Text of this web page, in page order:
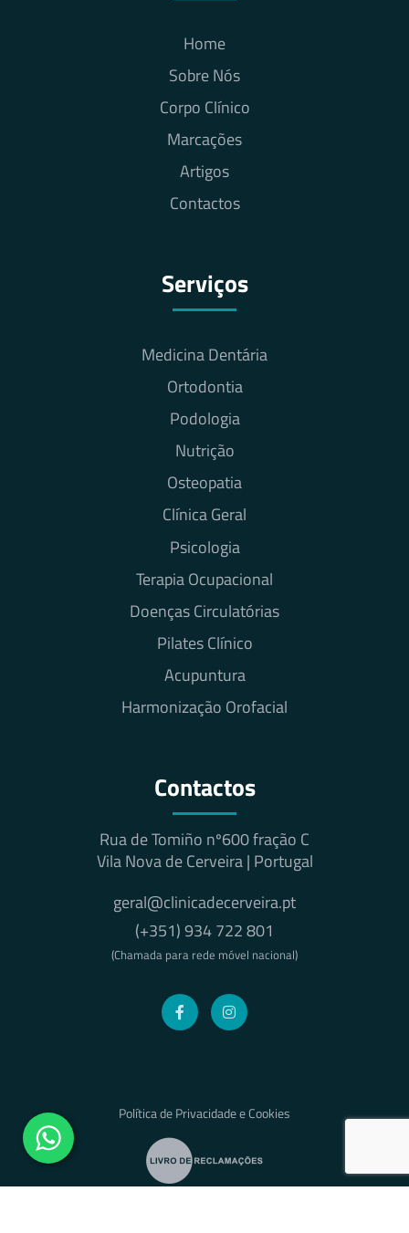
Home
Sobre Nós
Corpo Clínico
Marcações
Artigos
Contactos
Serviços
Medicina Dentária
Ortodontia
Podologia
Nutrição
Osteopatia
Clínica Geral
Psicologia
Terapia Ocupacional
Doenças Circulatórias
Pilates Clínico
Acupuntura
Harmonização Orofacial
Contactos
Rua de Tomiño nº600 fração C
Vila Nova de Cerveira | Portugal
geral@clinicadecerveira.pt
(+351) 934 722 801
(Chamada para rede móvel nacional)
Política de Privacidade e Cookies